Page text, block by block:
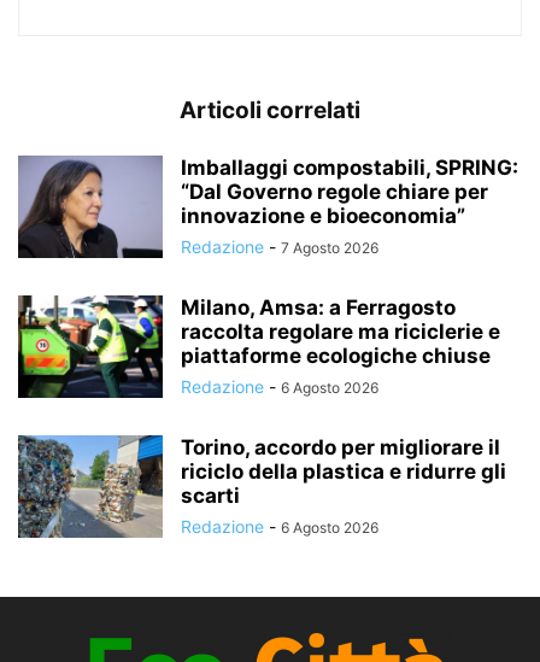
Articoli correlati
Imballaggi compostabili, SPRING:
“Dal Governo regole chiare per
innovazione e bioeconomia”
Redazione - 7 Agosto 2026
Milano, Amsa: a Ferragosto
raccolta regolare ma riciclerie e
piattaforme ecologiche chiuse
Redazione - 6 Agosto 2026
Torino, accordo per migliorare il
riciclo della plastica e ridurre gli
scarti
Redazione - 6 Agosto 2026